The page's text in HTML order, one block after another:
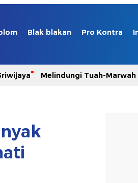
Blak blakan Pro Kontra
Melindungi Tuah-Marwah